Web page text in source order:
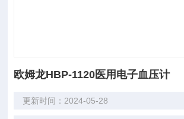
欧姆龙HBP-1120医用电子血压计
更新时间：2024-05-28